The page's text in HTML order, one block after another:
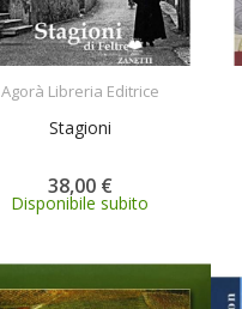
Agorà Libreria Editrice
Stagioni
38,00 €
Disponibile subito